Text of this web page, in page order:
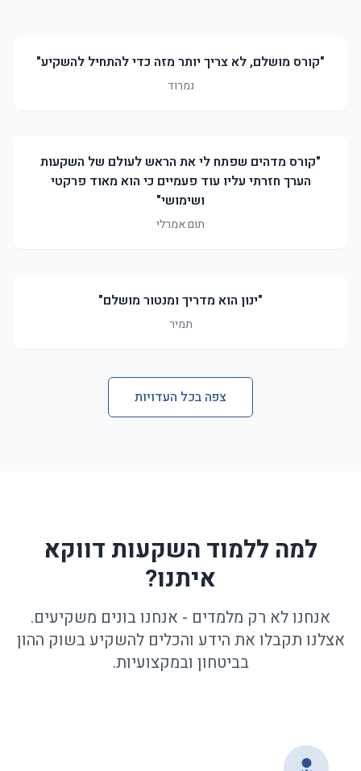
"קורס מושלם, לא צריך יותר מזה כדי להתחיל להשקיע"
נמרוד
"קורס מדהים שפתח לי את הראש לעולם של השקעות
הערך חזרתי עליו עוד פעמיים כי הוא מאוד פרקטי
ושימושי"
תום אמרלי
"ינון הוא מדריך ומנטור מושלם"
תמיר
צפה בכל העדויות
למה ללמוד השקעות דווקא
איתנו?
אנחנו לא רק מלמדים - אנחנו בונים משקיעים.
אצלנו תקבלו את הידע והכלים להשקיע בשוק ההון
בביטחון ובמקצועיות.